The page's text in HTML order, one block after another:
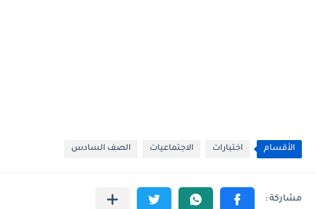
الأقسام اختبارات الاجتماعيات الصف السادس